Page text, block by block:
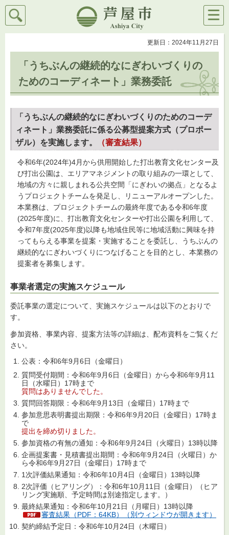
芦屋市
検索
メニ
ュー
更新日：2024年11月27日
「うちぶんの継続的なにぎわいづくりの
ためのコーディネート」業務委託
「うちぶんの継続的なにぎわいづくりのためのコーデ
ィネート」業務委託に係る公募型提案方式（プロポー
ザル）を実施します。
（審査結果）
令和6年(2024年)4月から供用開始した打出教育文化センター及
び打出公園は、エリアマネジメントの取り組みの一環として、
地域の方々に親しまれる公共空間「にぎわいの拠点」となるよ
うプロジェクトチームを発足し、リニューアルオープンした。
本業務は、プロジェクトチームの最終年度である令和6年度
(2025年度)に、打出教育文化センターや打出公園を利用して、
令和7年度(2025年度)以降も地域住民等に地域活動に興味を持
ってもらえる事業を提案・実施することを委託し、うちぶんの
継続的なにぎわいづくりにつなげることを目的とし、本業務の
提案者を募集します。
事業者選定の実施スケジュール
委託事業の選定について、実施スケジュールは以下のとおりで
す。
参加資格、事業内容、提案方法等の詳細は、配布資料をご覧くだ
さい。
公表：令和6年9月6日（金曜日）
質問受付期間：令和6年9月6日（金曜日）から令和6年9月11
日（水曜日）17時まで
質問はありませんでした。
質問回答期限：令和6年9月13日（金曜日）17時まで
参加意思表明書提出期限：令和6年9月20日（金曜日）17時ま
で
提出を締め切りました。
参加資格の有無の通知：令和6年9月24日（火曜日）13時以降
企画提案書・見積書提出期間：令和6年9月24日（火曜日）か
ら令和6年9月27日（金曜日）17時まで
1次評価結果通知：令和6年10月4日（金曜日）13時以降
2次評価（ヒアリング）：令和6年10月11日（金曜日）（ヒア
リング実施順、予定時間は別途指定します。）
最終結果通知：令和6年10月21日（月曜日）13時以降
審査結果（PDF：64KB）（別ウィンドウが開きます）
契約締結予定日：令和6年10月24日（木曜日）